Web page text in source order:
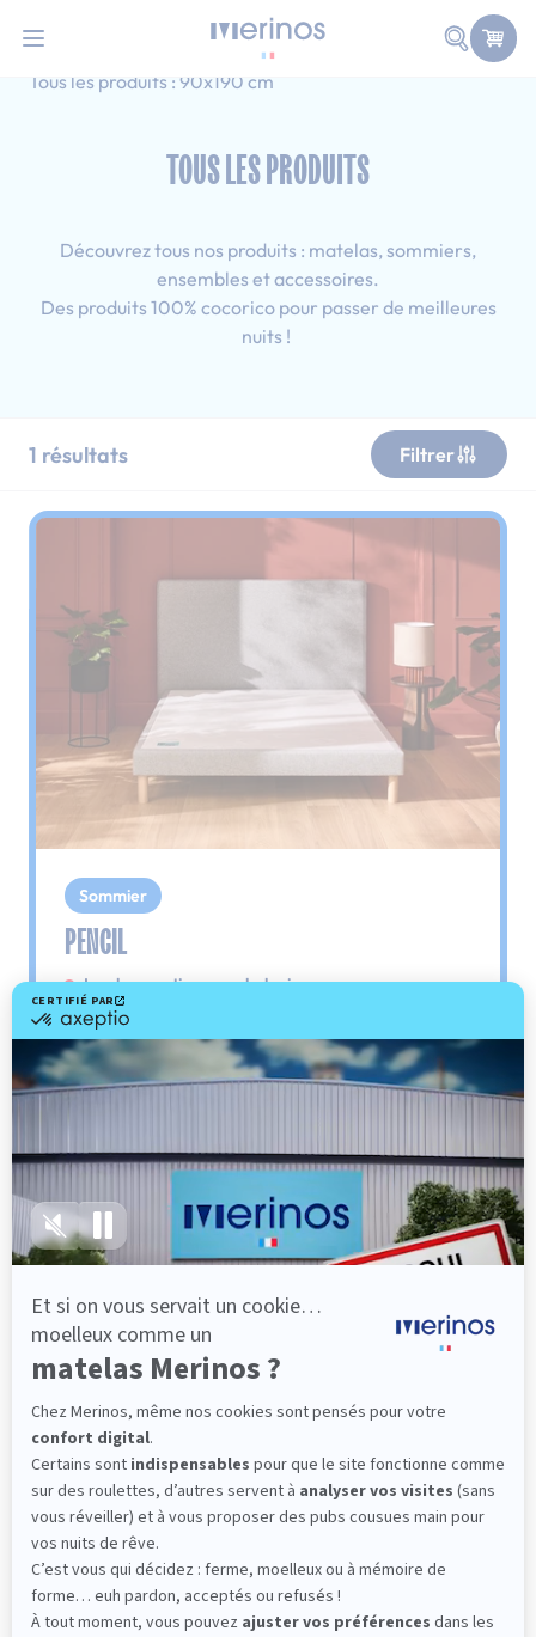
Faire
Accueil
Adulte
Tous les produits : 90x190 cm
TOUS LES PRODUITS
Découvrez tous nos produits : matelas, sommiers,
ensembles et accessoires.
Des produits 100% cocorico pour passer de meilleures
nuits !
1 résultats Filtrer
Sommier
PENCIL
Le plus : soutien morphologique
Grâce à ses 3 zones de confort, le sommier
Pencil vous assure tout son soutien. Avec les
épaules, le dos et le bassin qui reposent sur ses
lattes, vous évitez les douleurs au petit matin.
501,00 €
Découvrir
Fabrication Française
101 nuits d'essai*
Paiement en 3x ou 4x sans frais